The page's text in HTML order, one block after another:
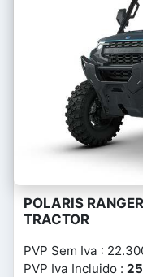
POLARIS
TRACTOR
PVP Sem Iva :
PVP Iva Incluido :